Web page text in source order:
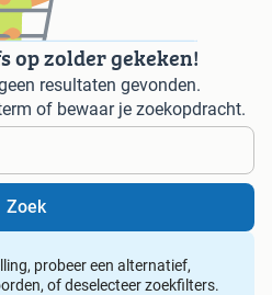
op zolder gekeken!
resultaten gevonden.
of bewaar je zoekopdracht.
Zoek
probeer een alternatief,
of deselecteer zoekfilters.